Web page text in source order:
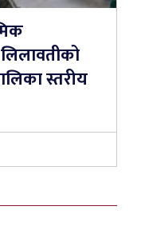
स्तरीय